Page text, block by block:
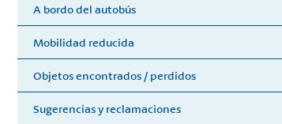
A bordo del autobús
Mobilidad reducida
Objetos encontrados / perdidos
Sugerencias y reclamaciones